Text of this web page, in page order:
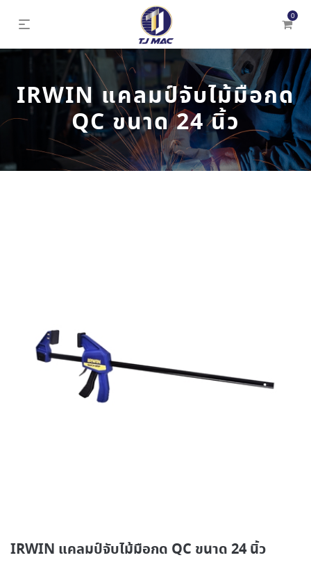
0
IRWIN แคลมป์จับไม้มือกด
QC ขนาด 24 นิ้ว
IRWIN แคลมป์จับไม้มือกด QC ขนาด 24 นิ้ว